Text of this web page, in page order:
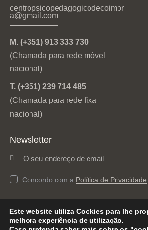
centropsicopedagogicodecoimbr
a@gmail.com
M. (+351) 913 333 730
(Chamada para rede móvel
nacional)
T. (+351) 239 714 485
(Chamada para rede fixa
nacional)
Newsletter
Concordo com a Política de Privacidade.
Centro Psicopedagógico de Coimbra ©
Direitos Reservados.
Este website utiliza Cookies para lhe
melhora experiência de utilização.